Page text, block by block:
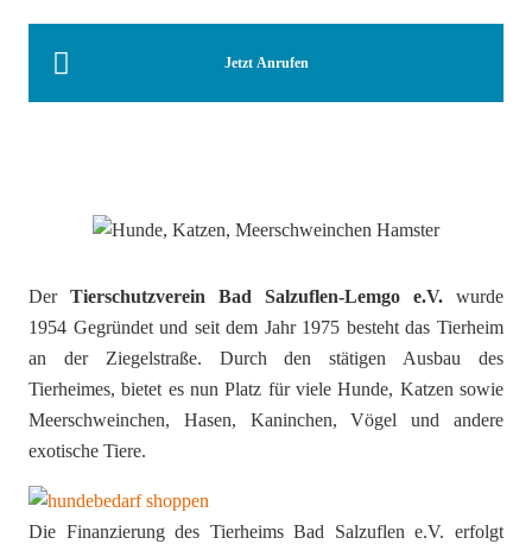
Jetzt Anrufen
Der Tierschutzverein Bad Salzuflen-Lemgo e.V. wurde
1954 Gegründet und seit dem Jahr 1975 besteht das Tierheim
an der Ziegelstraße. Durch den stätigen Ausbau des
Tierheimes, bietet es nun Platz für viele Hunde, Katzen sowie
Meerschweinchen, Hasen, Kaninchen, Vögel und andere
exotische Tiere.
Die Finanzierung des Tierheims Bad Salzuflen e.V. erfolgt